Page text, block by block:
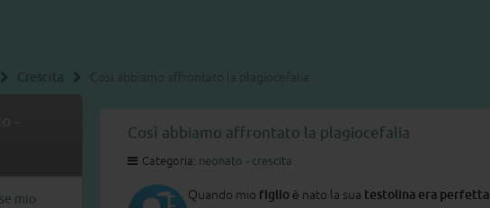
Crescita Così abbiamo affrontato la plagiocefalia
Così abbiamo affrontato la plagiocefalia
Categoria: neonato - crescita
Quando mio figlio è nato la sua testolina era perfetta
mio